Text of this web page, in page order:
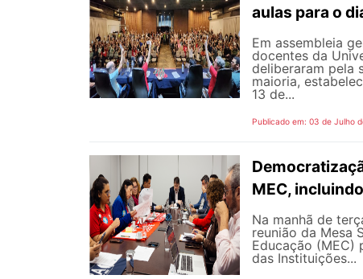
aulas para o
Em assembleia
docentes da
deliberaram pela
maioria,
13 de...
Publicado em: 03 de Julho
MEC,
Na manhã de
reunião da Mesa
Educação (MEC)
das Instituições...